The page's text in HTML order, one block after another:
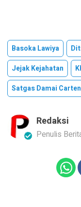
Basoka Lawiya
Jejak Kejahatan
Satgas Damai
Redaksi
Penulis